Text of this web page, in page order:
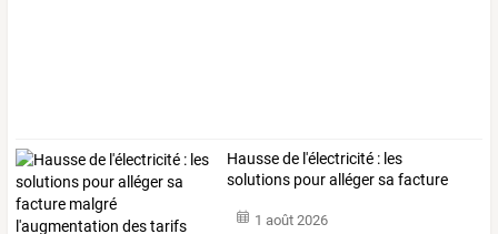
Haussede l'électricité : les
solutions pourallégersa facture
1 août 2026